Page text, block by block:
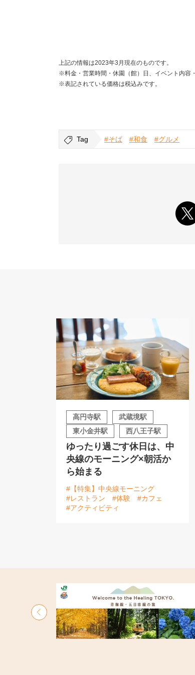
上記の情報は2023年3月現在のものです。
※料金・営業時間・休園（館）日、イベント内容
※表記されている価格は税込みです。
Tag #そば #和食 #グルメ
高円寺駅
武蔵境駅
東小金井駅
西八王子駅
ゆったり過ごす休日は、中
央線のモーニング×朝活か
ら始まる
#【特集】中央線モーニング
#レストラン
#体験
#カフェ
#アクティビティ